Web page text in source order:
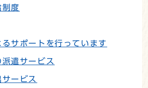
制度
サポートを行っています
遣サービス
ービス